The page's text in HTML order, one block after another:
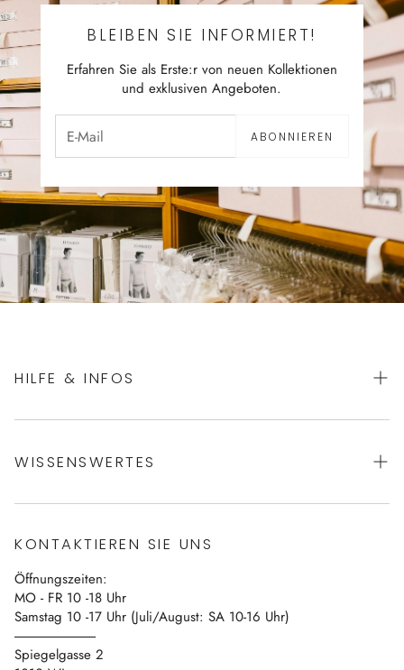
BLEIBEN SIE INFORMIERT!
Erfahren Sie als Erste:r von neuen Kollektionen
und exklusiven Angeboten.
ABONNIEREN
HILFE & INFOS
Datenschutz
Impressum
Vertrag widerrufen
WISSENSWERTES
Blog
Kontakt
KONTAKTIEREN SIE UNS
Öffnungszeiten:
MO - FR 10 -18 Uhr
Samstag 10 -17 Uhr (Juli/August: SA 10-16 Uhr)
------------------------------
Spiegelgasse 2